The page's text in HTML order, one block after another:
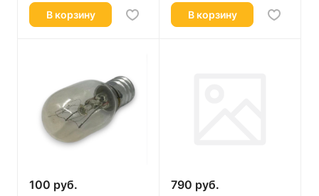
В корзину В корзину
100 руб. 790 руб.